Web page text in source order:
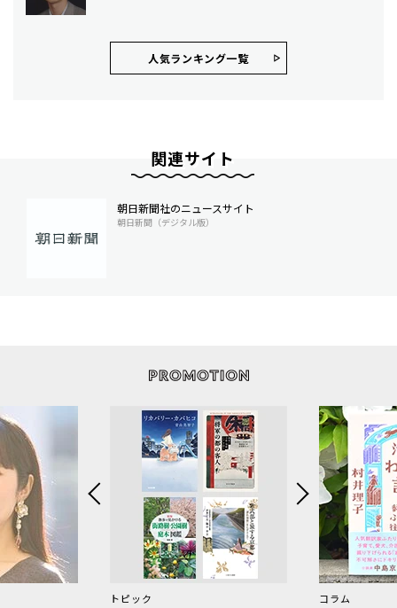
人気ランキング⼀覧
関連サイト
朝日新聞社のニュースサイト
朝日新聞（デジタル版）
トピック コラム